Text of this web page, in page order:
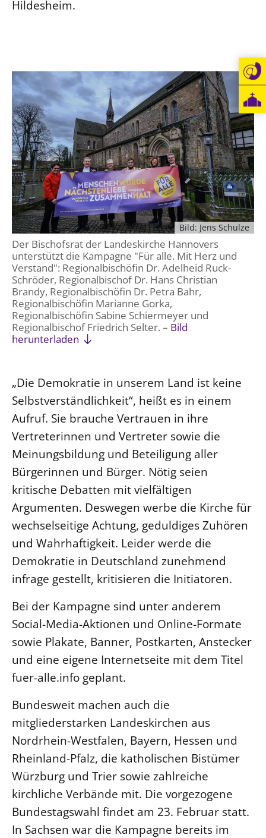
Hildesheim.
Bild: Jens Schulze
Der Bischofsrat der Landeskirche Hannovers
unterstützt die Kampagne "Für alle. Mit Herz und
Verstand": Regionalbischöfin Dr. Adelheid Ruck-
Schröder, Regionalbischof Dr. Hans Christian
Brandy, Regionalbischöfin Dr. Petra Bahr,
Regionalbischöfin Marianne Gorka,
Regionalbischöfin Sabine Schiermeyer und
Regionalbischof Friedrich Selter. – Bild
herunterladen
„Die Demokratie in unserem Land ist keine
Selbstverständlichkeit“, heißt es in einem
Aufruf. Sie brauche Vertrauen in ihre
Vertreterinnen und Vertreter sowie die
Meinungsbildung und Beteiligung aller
Bürgerinnen und Bürger. Nötig seien
kritische Debatten mit vielfältigen
Argumenten. Deswegen werbe die Kirche für
wechselseitige Achtung, geduldiges Zuhören
und Wahrhaftigkeit. Leider werde die
Demokratie in Deutschland zunehmend
infrage gestellt, kritisieren die Initiatoren.
Bei der Kampagne sind unter anderem
Social-Media-Aktionen und Online-Formate
sowie Plakate, Banner, Postkarten, Anstecker
und eine eigene Internetseite mit dem Titel
fuer-alle.info geplant.
Bundesweit machen auch die
mitgliederstarken Landeskirchen aus
Nordrhein-Westfalen, Bayern, Hessen und
Rheinland-Pfalz, die katholischen Bistümer
Würzburg und Trier sowie zahlreiche
kirchliche Verbände mit. Die vorgezogene
Bundestagswahl findet am 23. Februar statt.
In Sachsen war die Kampagne bereits im